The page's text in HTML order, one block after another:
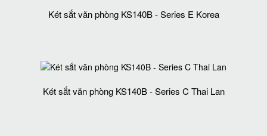
Két sắt văn phòng KS140B - Series E Korea
Két sắt văn phòng KS140B - Series C Thai Lan